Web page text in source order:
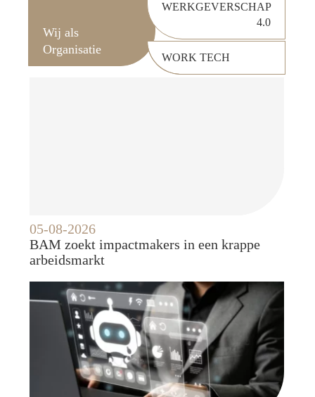
Wij als
Organisatie
WERKGEVERSCHAP
4.0
WORK TECH
05-08-2026
BAM zoekt impactmakers in een krappe
arbeidsmarkt